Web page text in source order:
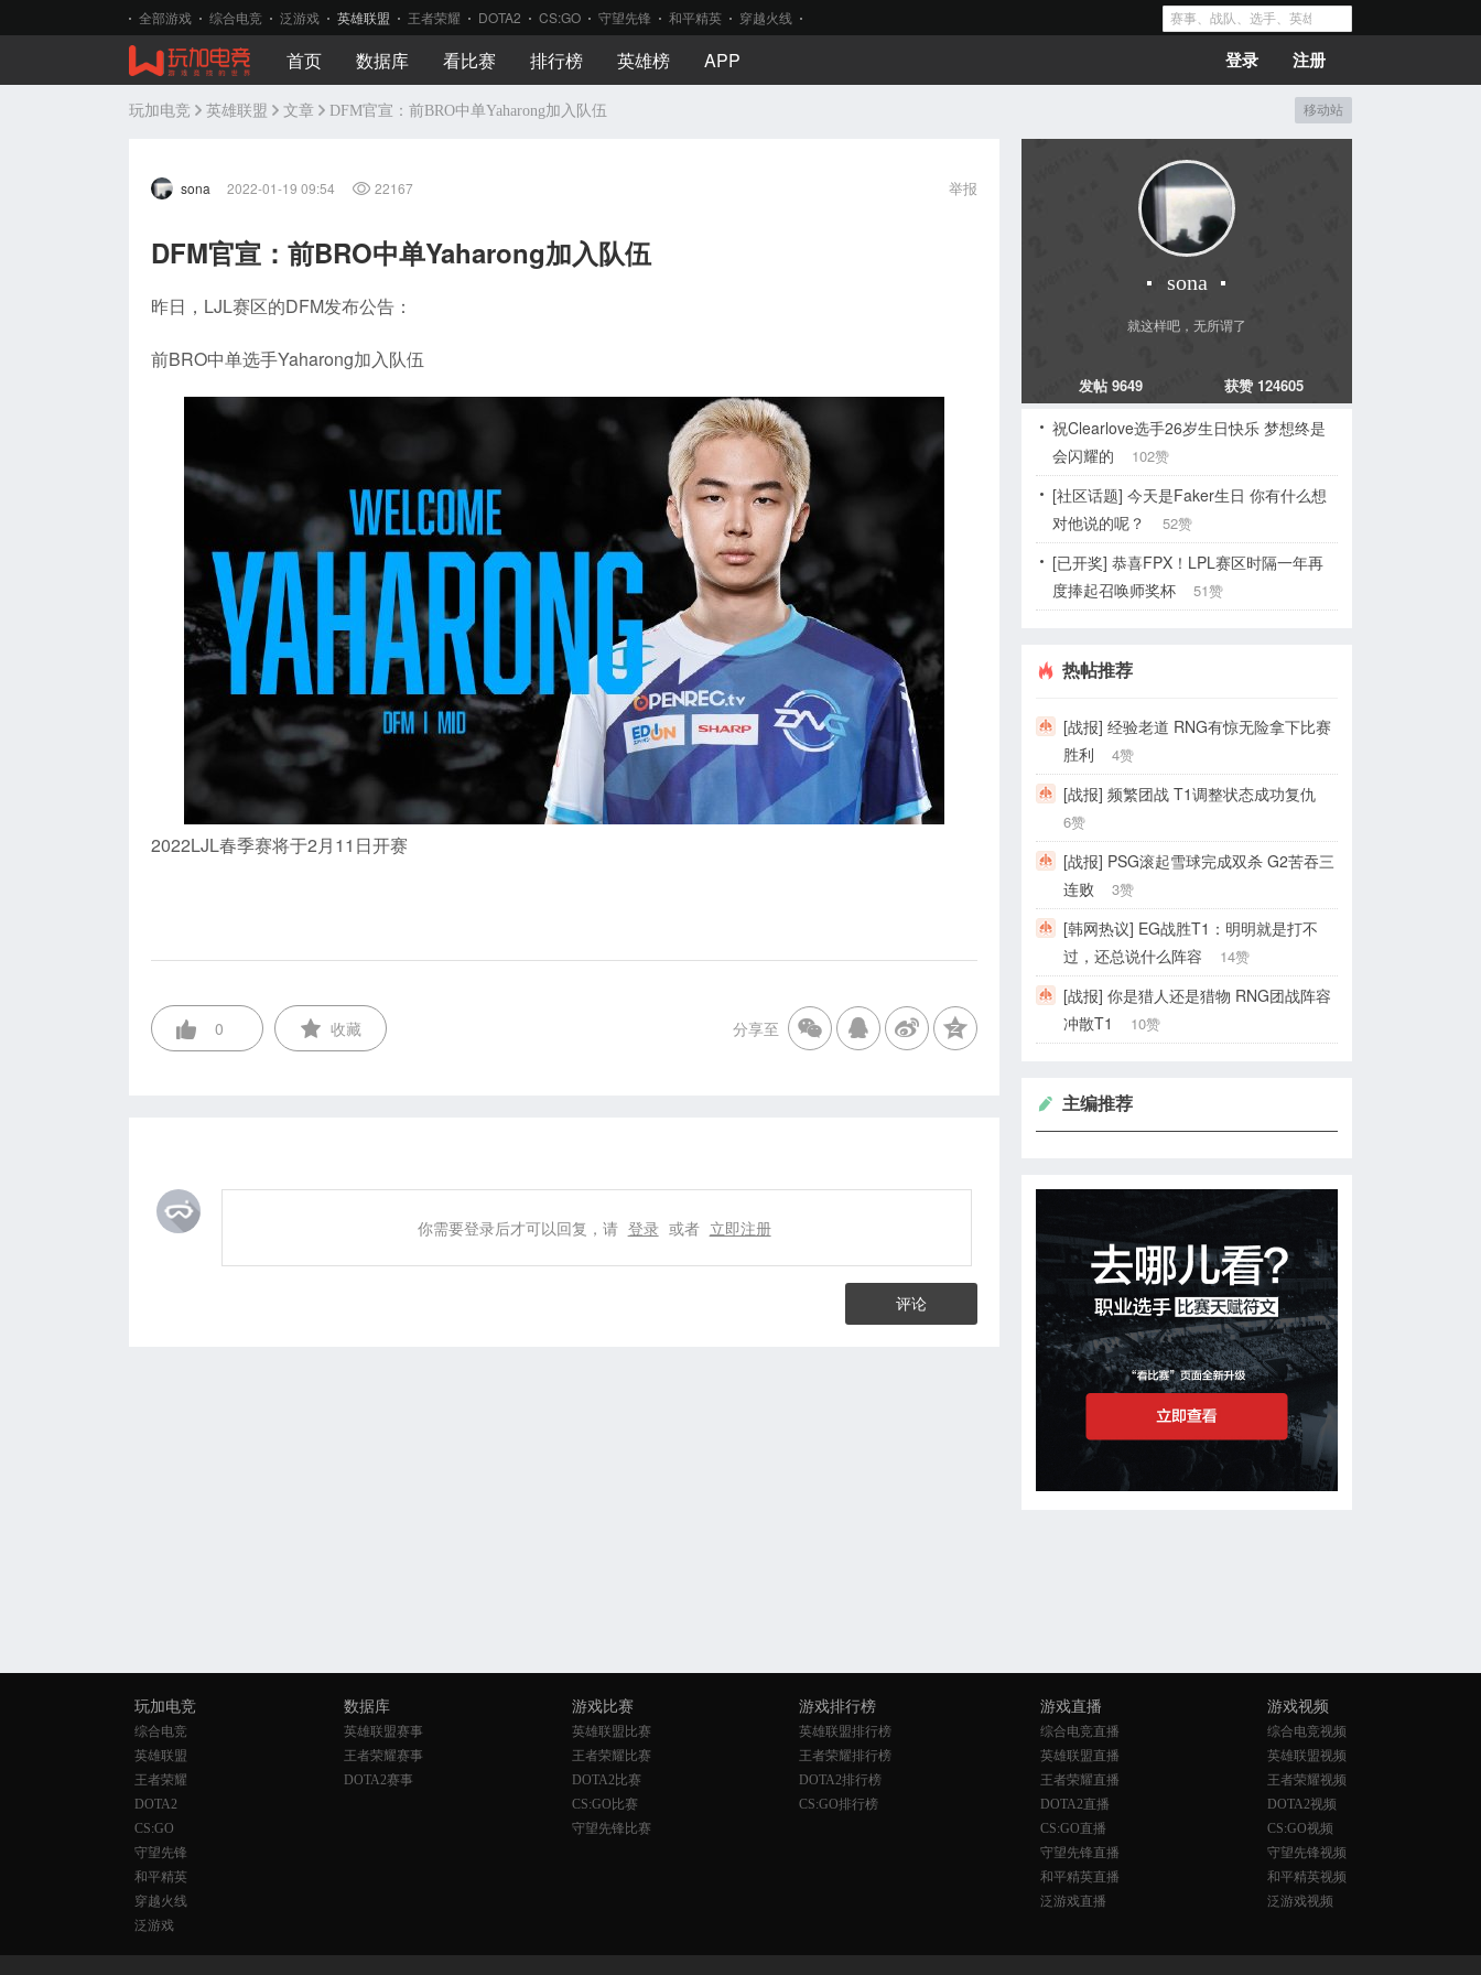
全部游戏 综合电竞 泛游戏 英雄联盟 王者荣耀 DOTA2 CS:GO 守望先锋 和平精英 穿越火线
首页 数据库 看比赛 排行榜 英雄榜 APP 登录 注册
玩加电竞 英雄联盟 文章 DFM官宣：前BRO中单Yaharong加入队伍 移动站
sona 2022-01-19 09:54 22167 举报
DFM官宣：前BRO中单Yaharong加入队伍
昨日，LJL赛区的DFM发布公告：
前BRO中单选手Yaharong加入队伍
2022LJL春季赛将于2月11日开赛
0 收藏 分享至
你需要登录后才可以回复，请 登录 或者 立即注册
评论
sona
就这样吧，无所谓了
发帖 9649 获赞 124605
祝Clearlove选手26岁生日快乐 梦想终是
会闪耀的
102赞
[社区话题] 今天是Faker生日 你有什么想
对他说的呢？
52赞
[已开奖] 恭喜FPX！LPL赛区时隔一年再
度捧起召唤师奖杯
51赞
热帖推荐
[战报] 经验老道 RNG有惊无险拿下比赛
胜利
4赞
[战报] 频繁团战 T1调整状态成功复仇
6赞
[战报] PSG滚起雪球完成双杀 G2苦吞三
连败
3赞
[韩网热议] EG战胜T1：明明就是打不
过，还总说什么阵容
14赞
[战报] 你是猎人还是猎物 RNG团战阵容
冲散T1
10赞
主编推荐
玩加电竞
综合电竞
英雄联盟
王者荣耀
DOTA2
CS:GO
守望先锋
和平精英
穿越火线
泛游戏
数据库
英雄联盟赛事
王者荣耀赛事
DOTA2赛事
游戏比赛
英雄联盟比赛
王者荣耀比赛
DOTA2比赛
CS:GO比赛
守望先锋比赛
游戏排行榜
英雄联盟排行榜
王者荣耀排行榜
DOTA2排行榜
CS:GO排行榜
游戏直播
综合电竞直播
英雄联盟直播
王者荣耀直播
DOTA2直播
CS:GO直播
守望先锋直播
和平精英直播
泛游戏直播
游戏视频
综合电竞视频
英雄联盟视频
王者荣耀视频
DOTA2视频
CS:GO视频
守望先锋视频
和平精英视频
泛游戏视频